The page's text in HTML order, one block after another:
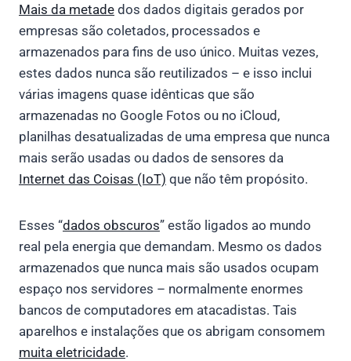
Mais da metade dos dados digitais gerados por
empresas são coletados, processados ​​e
armazenados para fins de uso único. Muitas vezes,
estes dados nunca são reutilizados – e isso inclui
várias imagens quase idênticas que são
armazenadas no Google Fotos ou no iCloud,
planilhas desatualizadas de uma empresa que nunca
mais serão usadas ou dados de sensores da
Internet das Coisas (IoT) que não têm propósito.
Esses “dados obscuros” estão ligados ao mundo
real pela energia que demandam. Mesmo os dados
armazenados que nunca mais são usados ​​ocupam
espaço nos servidores – normalmente enormes
bancos de computadores em atacadistas. Tais
aparelhos e instalações que os abrigam consomem
muita eletricidade.